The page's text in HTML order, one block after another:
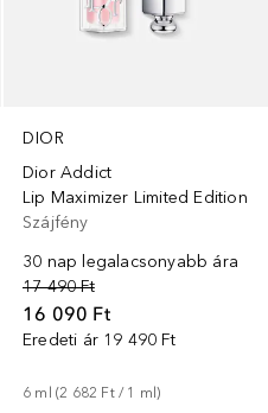
DIOR
Dior Addict
Lip Maximizer Limited Edition
Szájfény
30 nap legalacsonyabb ára
17 490 Ft
16 090 Ft
Eredeti ár 19 490 Ft
6 ml (2 682 Ft / 1 ml)
+ 3